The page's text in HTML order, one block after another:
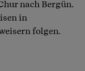
nach Bergün.
in
folgen.